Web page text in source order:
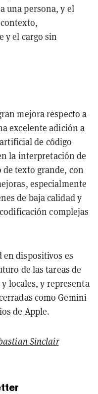
una persona, y el
y el cargo sin
mejora respecto a
excelente adición a
de código
la interpretación de
texto grande, con
especialmente
de baja calidad y
complejas
en dispositivos es
de las tareas de
locales, y representa
como Gemini
de Apple.
Sinclair